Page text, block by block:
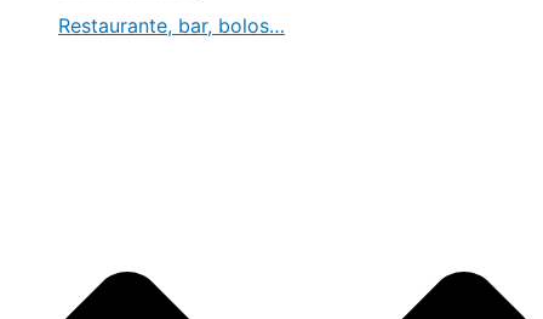
Restaurante, bar, bolos…